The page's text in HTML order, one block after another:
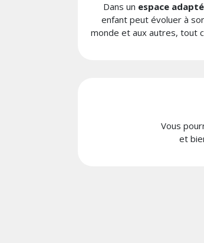
Dans un espace
enfant peut évoluer à
monde et aux autres, tout
Vous
et